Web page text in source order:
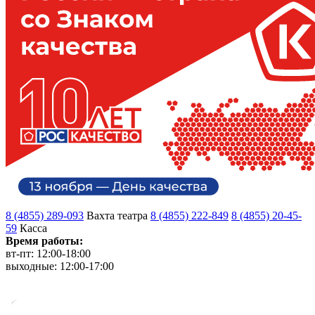
8 (4855) 289-093 Вахта театра 8 (4855) 222-849 8 (4855) 20-45-
59 Касса
Время работы:
вт-пт: 12:00-18:00
выходные: 12:00-17:00